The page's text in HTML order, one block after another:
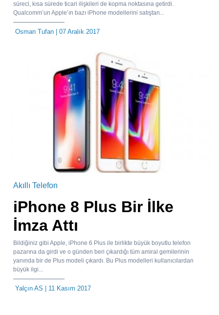
süreci, kısa sürede ticari ilişkileri de kopma noktasına getirdi.
Qualcomm’un Apple’ın bazı iPhone modellerini satıştan...
Osman Tufan | 07 Aralık 2017
Akıllı Telefon
iPhone 8 Plus Bir İlke
İmza Attı
Bildiğiniz gibi Apple, iPhone 6 Plus ile birlikte büyük boyutlu telefon
pazarına da girdi ve o günden beri çıkardığı tüm amiral gemilerinin
yanında bir de Plus modeli çıkardı. Bu Plus modelleri kullanıcılardan
büyük ilgi...
Yalçın AS | 11 Kasım 2017